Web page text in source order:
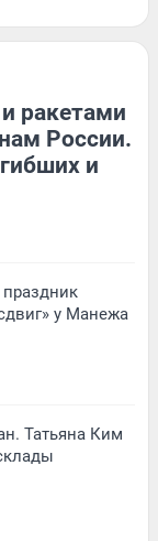
ракетами
России.
и
у Манежа
Татьяна Ким